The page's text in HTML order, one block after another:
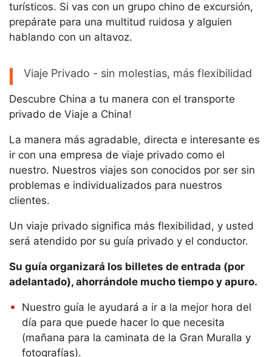
turísticos. Si vas con un grupo chino de excursión,
prepárate para una multitud ruidosa y alguien
hablando con un altavoz.
Viaje Privado - sin molestias, más flexibilidad
Descubre China a tu manera con el transporte
privado de Viaje a China!
La manera más agradable, directa e interesante es
ir con una empresa de viaje privado como el
nuestro. Nuestros viajes son conocidos por ser sin
problemas e individualizados para nuestros
clientes.
Un viaje privado significa más flexibilidad, y usted
será atendido por su guía privado y el conductor.
Su guía organizará los billetes de entrada (por
adelantado), ahorrándole mucho tiempo y apuro.
Nuestro guía le ayudará a ir a la mejor hora del
día para que puede hacer lo que necesita
(mañana para la caminata de la Gran Muralla y
fotografías).